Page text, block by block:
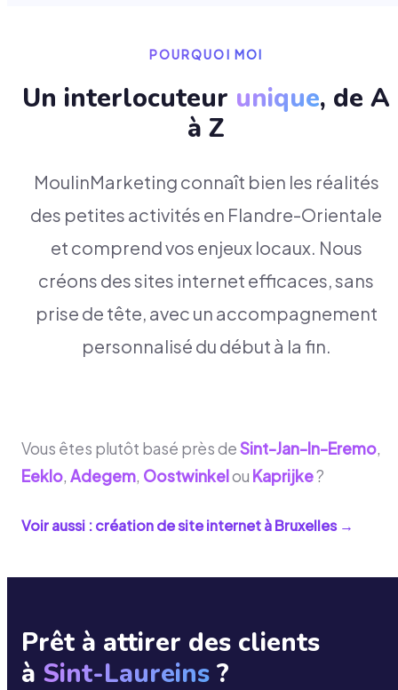
POURQUOI MOI
Un interlocuteur unique, de A
à Z
MoulinMarketing connaît bien les réalités
des petites activités en Flandre-Orientale
et comprend vos enjeux locaux. Nous
créons des sites internet efficaces, sans
prise de tête, avec un accompagnement
personnalisé du début à la fin.
Vous êtes plutôt basé près deSint-Jan-In-Eremo,
Eeklo, Adegem, Oostwinkelou Kaprijke?
Voir aussi : création de site internet àBruxelles→
Prêt à attirer des clients
à Sint-Laureins ?